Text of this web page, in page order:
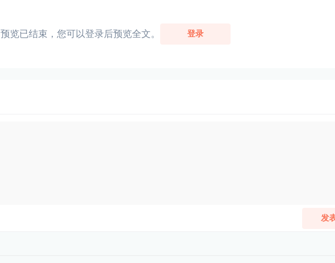
预览已结束，您可以登录后预览全文。 登录
发